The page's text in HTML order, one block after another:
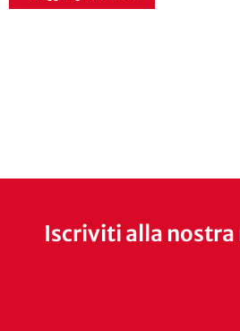
Iscriviti alla